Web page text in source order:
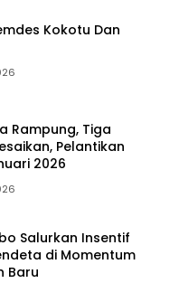
Kokotu Dan
Rampung, Tiga
Pelantikan
2026
Salurkan Insentif
di Momentum
Baru